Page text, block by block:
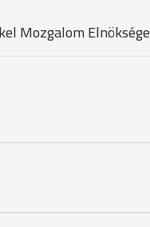
Mozgalom Elnöksége